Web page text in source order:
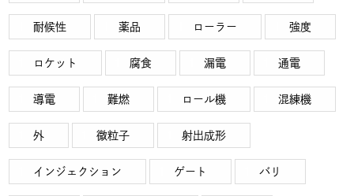
耐候性 薬品 ローラー 強度
ロケット 腐食 漏電 通電
導電 難燃 ロール機 混練機
外 微粒子 射出成形
インジェクション ゲート バリ